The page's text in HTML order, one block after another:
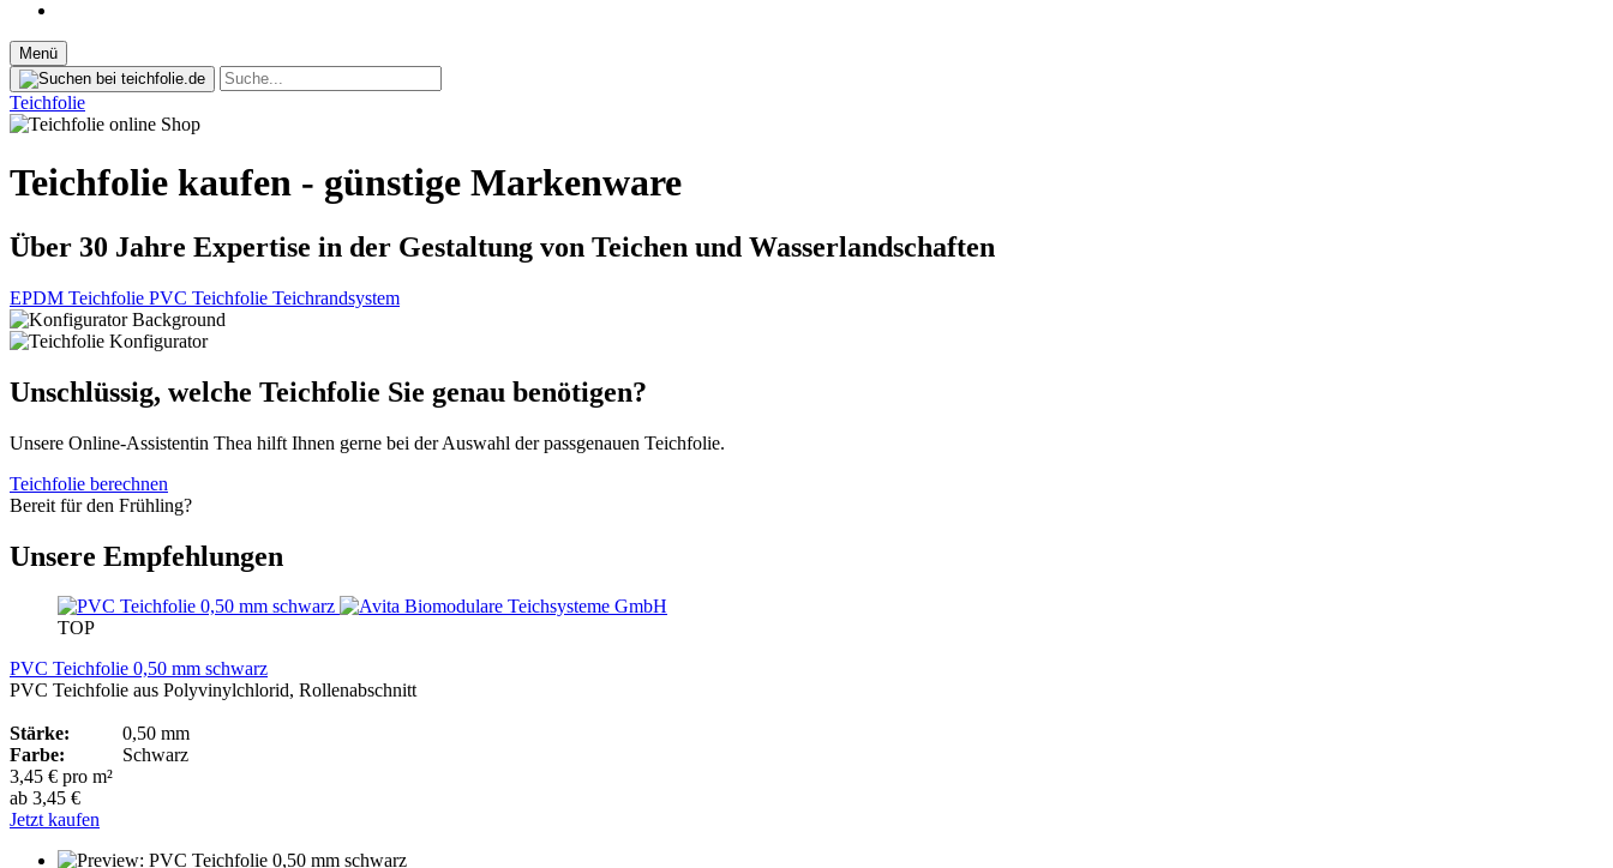
Menü
Teichfolie
Teichfolie kaufen - günstige Markenware
Über 30 Jahre Expertise in der Gestaltung von Teichen und Wasserlandschaften
EPDM Teichfolie PVC Teichfolie Teichrandsystem
Unschlüssig, welche Teichfolie Sie genau benötigen?
Unsere Online-Assistentin Thea hilft Ihnen gerne bei der Auswahl der passgenauen Teichfolie.
Teichfolie berechnen
Bereit für den Frühling?
Unsere Empfehlungen
TOP
PVC Teichfolie 0,50 mm schwarz
PVC Teichfolie aus Polyvinylchlorid, Rollenabschnitt
Stärke: 0,50 mm
Farbe: Schwarz
3,45 € pro m²
ab 3,45 €
Jetzt kaufen